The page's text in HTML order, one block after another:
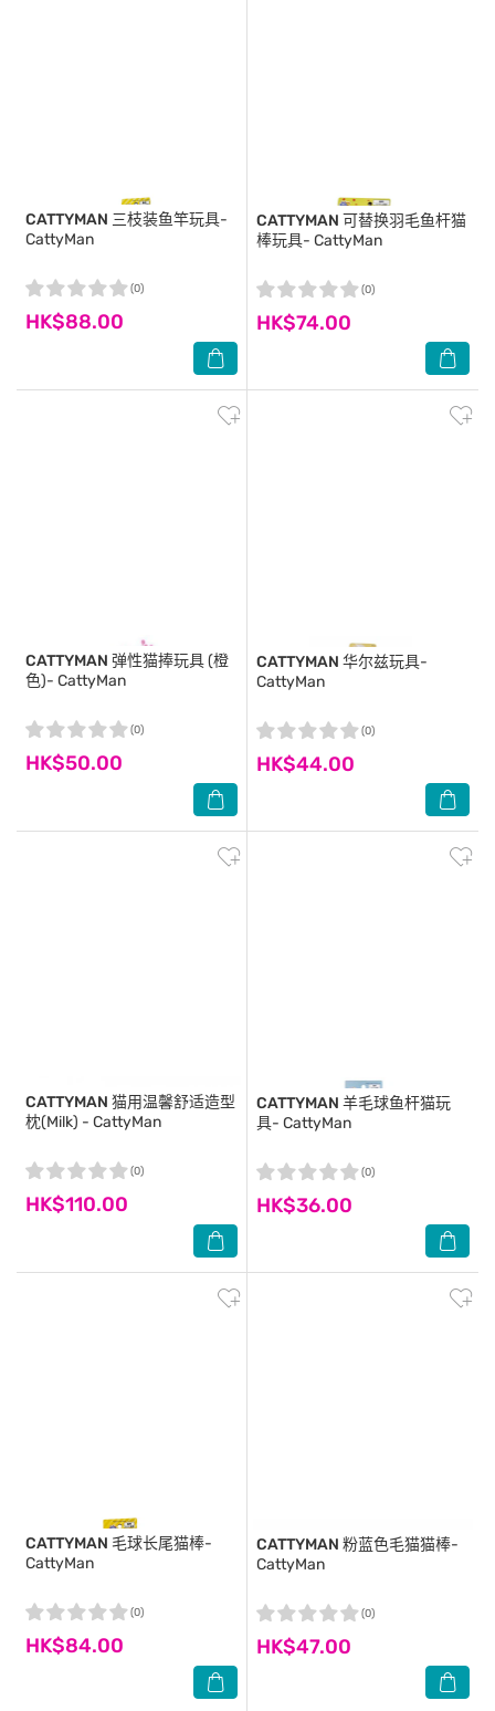
CATTYMAN 三枝装鱼竿玩具-
CattyMan
HK$88.00
(0)
CATTYMAN 可替换羽毛鱼杆猫
棒玩具- CattyMan
HK$74.00
(0)
CATTYMAN 弹性猫捧玩具 (橙
色)- CattyMan
HK$50.00
(0)
CATTYMAN 华尔兹玩具-
CattyMan
HK$44.00
(0)
CATTYMAN 猫用温馨舒适造型
枕(Milk) - CattyMan
HK$110.00
(0)
CATTYMAN 羊毛球鱼杆猫玩
具- CattyMan
HK$36.00
(0)
CATTYMAN 毛球长尾猫棒-
CattyMan
HK$84.00
(0)
CATTYMAN 粉蓝色毛猫猫棒-
CattyMan
HK$47.00
(0)